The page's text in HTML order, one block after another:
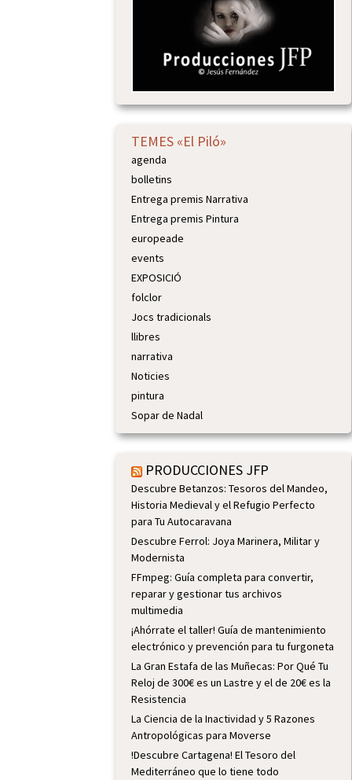
TEMES «El Piló»
agenda
bolletins
Entrega premis Narrativa
Entrega premis Pintura
europeade
events
EXPOSICIÓ
folclor
Jocs tradicionals
llibres
narrativa
Noticies
pintura
Sopar de Nadal
PRODUCCIONES JFP
Descubre Betanzos: Tesoros del Mandeo,
Historia Medieval y el Refugio Perfecto
para Tu Autocaravana
Descubre Ferrol: Joya Marinera, Militar y
Modernista
FFmpeg: Guía completa para convertir,
reparar y gestionar tus archivos
multimedia
¡Ahórrate el taller! Guía de mantenimiento
electrónico y prevención para tu furgoneta
La Gran Estafa de las Muñecas: Por Qué Tu
Reloj de 300€ es un Lastre y el de 20€ es la
Resistencia
La Ciencia de la Inactividad y 5 Razones
Antropológicas para Moverse
!Descubre Cartagena! El Tesoro del
Mediterráneo que lo tiene todo